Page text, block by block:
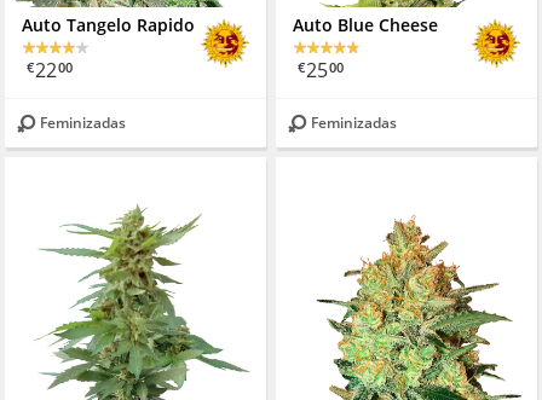
Auto Tangelo Rapido
€2200
Feminizadas
Auto Blue Cheese
€2500
Feminizadas